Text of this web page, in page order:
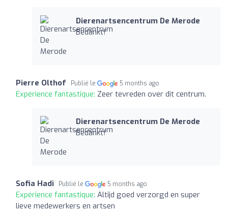
Dierenartsencentrum De Merode
Bedankt!
Pierre Olthof Publié le 5 months ago
Expérience fantastique: Zeer tevreden over dit centrum.
Dierenartsencentrum De Merode
Bedankt!
Sofia Hadi Publié le 5 months ago
Expérience fantastique: Altijd goed verzorgd en super
lieve medewerkers en artsen